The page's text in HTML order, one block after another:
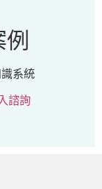
系統
諮詢